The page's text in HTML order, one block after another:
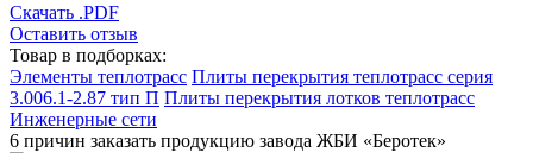
Скачать .PDF
Оставить отзыв
Товар в подборках:
Элементы теплотрасс Плиты перекрытия теплотрасс серия
3.006.1-2.87 тип П Плиты перекрытия лотков теплотрасс
Инженерные сети
6 причин заказать продукцию завода ЖБИ «Беротек»